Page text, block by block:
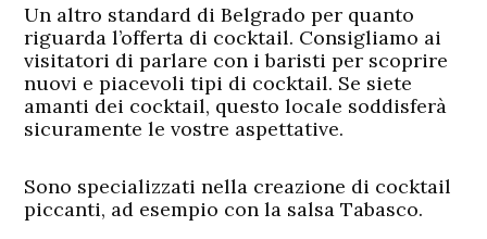
Un altro standard di Belgrado per quanto
riguarda l’offerta di cocktail. Consigliamo ai
visitatori di parlare con i baristi per scoprire
nuovi e piacevoli tipi di cocktail. Se siete
amanti dei cocktail, questo locale soddisferà
sicuramente le vostre aspettative.
Sono specializzati nella creazione di cocktail
piccanti, ad esempio con la salsa Tabasco.